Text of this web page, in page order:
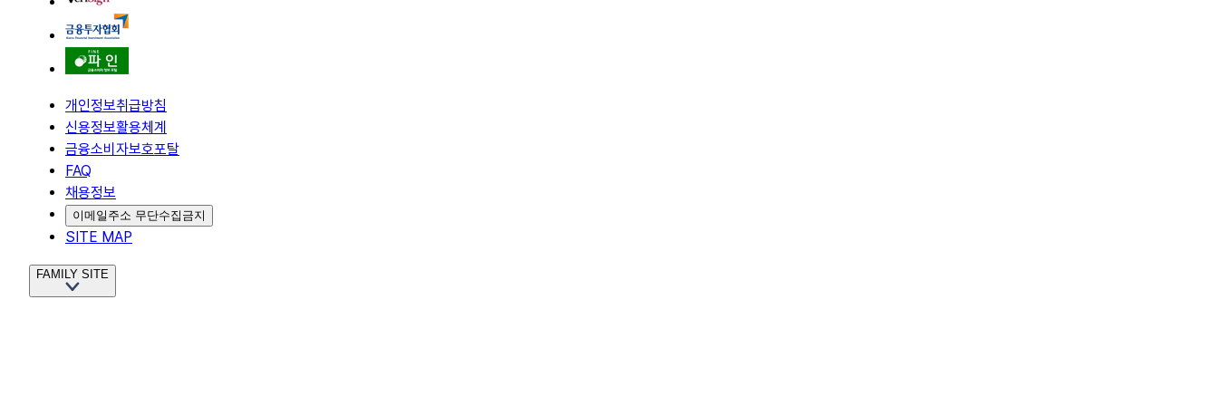
개인정보취급방침
신용정보활용체계
금융소비자보호포탈
FAQ
채용정보
이메일주소 무단수집금지
SITE MAP
FAMILY SITE